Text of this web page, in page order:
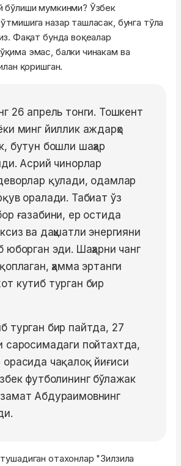
бўлиши мумкинми? Ўзбек
назар ташласак, бунга тўла
Фақат бунда воқеалар
эмас, балки чинакам ва
қоришган.
26 апрель тонги. Тошкент
минг йиллик аждарҳо
бутун бошли шаҳар
Асрий чинорлар
қулади, одамлар
оралади. Табиат ўз
ғазабини, ер остида
ва даҳшатли энергияни
юборган эди. Шаҳарни чанг
ҳамма эртанги
кутиб турган бир
турган бир пайтда, 27
саросимадаги пойтахтда,
орасида чақалоқ йиғиси
футболининг бўлажак
Абдураимовнинг
отахонлар "Зилзила